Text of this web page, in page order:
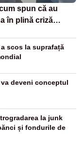
spun că au
în plină criză
scos la suprafață
deveni conceptul
la junk
și fondurile de